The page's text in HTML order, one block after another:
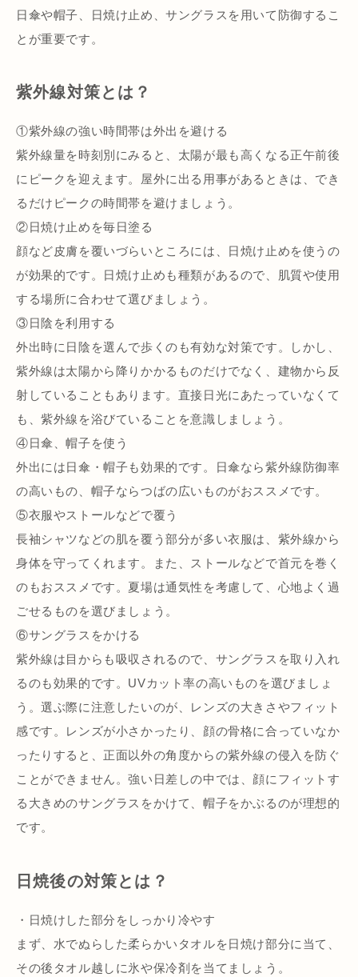
日傘や帽子、日焼け止め、サングラスを用いて防御するこ
とが重要です。
紫外線対策とは？
①紫外線の強い時間帯は外出を避ける
紫外線量を時刻別にみると、太陽が最も高くなる正午前後
にピークを迎えます。屋外に出る用事があるときは、でき
るだけピークの時間帯を避けましょう。
②日焼け止めを毎日塗る
顔など皮膚を覆いづらいところには、日焼け止めを使うの
が効果的です。日焼け止めも種類があるので、肌質や使用
する場所に合わせて選びましょう。
③日陰を利用する
外出時に日陰を選んで歩くのも有効な対策です。しかし、
紫外線は太陽から降りかかるものだけでなく、建物から反
射していることもあります。直接日光にあたっていなくて
も、紫外線を浴びていることを意識しましょう。
④日傘、帽子を使う
外出には日傘・帽子も効果的です。日傘なら紫外線防御率
の高いもの、帽子ならつばの広いものがおススメです。
⑤衣服やストールなどで覆う
長袖シャツなどの肌を覆う部分が多い衣服は、紫外線から
身体を守ってくれます。また、ストールなどで首元を巻く
のもおススメです。夏場は通気性を考慮して、心地よく過
ごせるものを選びましょう。
⑥サングラスをかける
紫外線は目からも吸収されるので、サングラスを取り入れ
るのも効果的です。UVカット率の高いものを選びましょ
う。選ぶ際に注意したいのが、レンズの大きさやフィット
感です。レンズが小さかったり、顔の骨格に合っていなか
ったりすると、正面以外の角度からの紫外線の侵入を防ぐ
ことができません。強い日差しの中では、顔にフィットす
る大きめのサングラスをかけて、帽子をかぶるのが理想的
です。
日焼後の対策とは？
・日焼けした部分をしっかり冷やす
まず、水でぬらした柔らかいタオルを日焼け部分に当て、
その後タオル越しに氷や保冷剤を当てましょう。